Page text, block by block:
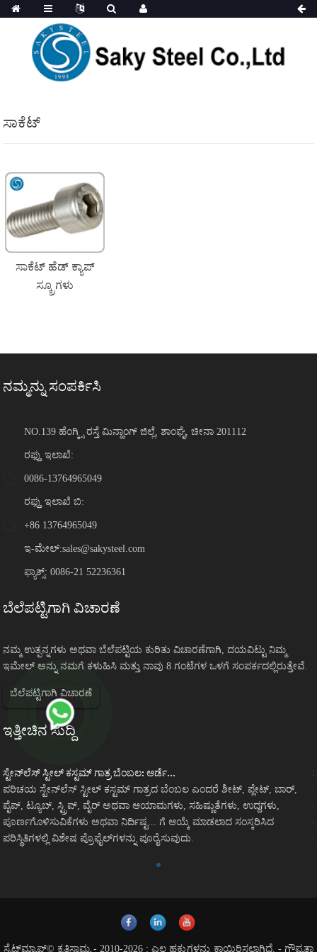
ಸಾಕೆಟ್
ಸಾಕೆಟ್ ಹೆಡ್ ಕ್ಯಾಪ್
ಸ್ಕ್ರೂಗಳು
ನಮ್ಮನ್ನು ಸಂಪರ್ಕಿಸಿ
NO.139 ಹೆಂಗ್ಕ್ಸಿ ರಸ್ತೆ ಮಿನ್ಹಾಂಗ್ ಜಿಲ್ಲೆ, ಶಾಂಘೈ, ಚೀನಾ 201112
ರಫ್ತು ಇಲಾಖೆ:
0086-13764965049
ರಫ್ತು ಇಲಾಖೆ ಬಿ:
+86 13764965049
ಇ-ಮೇಲ್:sales@sakysteel.com
ಫ್ಯಾಕ್ಸ್: 0086-21 52236361
ಬೆಲೆಪಟ್ಟಿಗಾಗಿ ವಿಚಾರಣೆ
ನಮ್ಮ ಉತ್ಪನ್ನಗಳು ಅಥವಾ ಬೆಲೆಪಟ್ಟಿಯ ಕುರಿತು ವಿಚಾರಣೆಗಾಗಿ, ದಯವಿಟ್ಟು ನಿಮ್ಮ
ಇಮೇಲ್ ಅನ್ನು ನಮಗೆ ಕಳುಹಿಸಿ ಮತ್ತು ನಾವು 8 ಗಂಟೆಗಳ ಒಳಗೆ ಸಂಪರ್ಕದಲ್ಲಿರುತ್ತೇವೆ.
ಬೆಲೆಪಟ್ಟಿಗಾಗಿ ವಿಚಾರಣೆ
ಇತ್ತೀಚಿನ ಸುದ್ದಿ
ಸ್ಟೇನ್‌ಲೆಸ್ ಸ್ಟೀಲ್ ಕಸ್ಟಮ್ ಗಾತ್ರ ಬೆಂಬಲ: ಆರ್ಡೆ...
ಪರಿಚಯ ಸ್ಟೇನ್‌ಲೆಸ್ ಸ್ಟೀಲ್ ಕಸ್ಟಮ್ ಗಾತ್ರದ ಬೆಂಬಲ ಎಂದರೆ ಶೀಟ್, ಪ್ಲೇಟ್, ಬಾರ್,
ಪೈಪ್, ಟ್ಯೂಬ್, ಸ್ಟ್ರಿಪ್, ವೈರ್ ಅಥವಾ ಆಯಾಮಗಳು, ಸಹಿಷ್ಣುತೆಗಳು, ಉದ್ದಗಳು,
ಪೂರ್ಣಗೊಳಿಸುವಿಕೆಗಳು ಅಥವಾ ನಿರ್ದಿಷ್ಟ... ಗೆ ಆಯ್ಕೆ ಮಾಡಲಾದ ಸಂಸ್ಕರಿಸಿದ
ಪರಿಸ್ಥಿತಿಗಳಲ್ಲಿ ವಿಶೇಷ ಪ್ರೊಫೈಲ್‌ಗಳನ್ನು ಪೂರೈಸುವುದು.
ಸೈಟ್‌ಮ್ಯಾಪ್© ಕೃತಿಸ್ವಾಮ್ಯ - 2010-2026 : ಎಲ್ಲ ಹಕ್ಕುಗಳನ್ನು ಕಾಯ್ದಿರಿಸಲಾಗಿದೆ. - ಗೌಪ್ಯತಾ